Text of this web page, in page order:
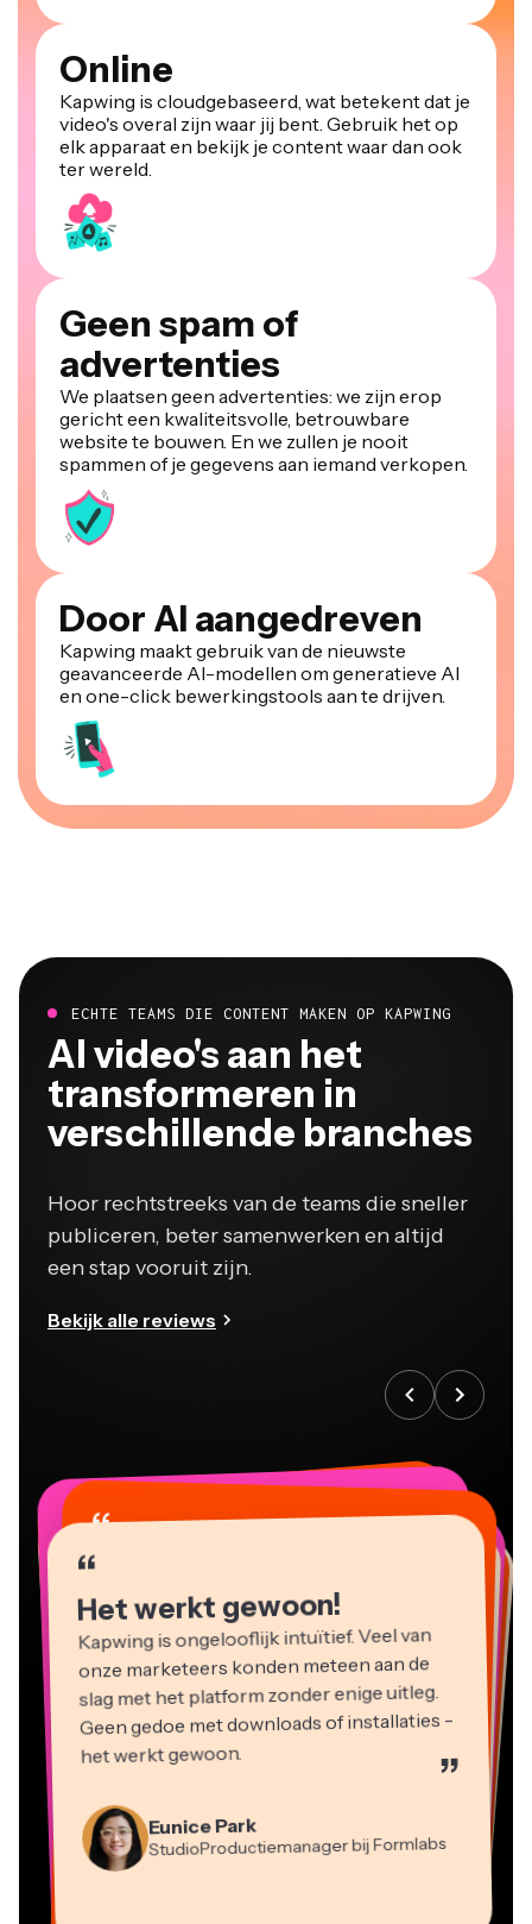
Online
Kapwing is cloudgebaseerd, wat betekent dat je
video's overal zijn waar jij bent. Gebruik het op
elk apparaat en bekijk je content waar dan ook
ter wereld.
Geen spam of
advertenties
We plaatsen geen advertenties: we zijn erop
gericht een kwaliteitsvolle, betrouwbare
website te bouwen. En we zullen je nooit
spammen of je gegevens aan iemand verkopen.
Door AI aangedreven
Kapwing maakt gebruik van de nieuwste
geavanceerde AI-modellen om generatieve AI
en one-click bewerkingstools aan te drijven.
ECHTE TEAMS DIE CONTENT MAKEN OP KAPWING
Al video's aan het
transformeren in
verschillende branches
Hoor rechtstreeks van de teams die sneller
publiceren, beter samenwerken en altijd
een stap vooruit zijn.
Bekijk alle reviews
“
Het werkt gewoon!
Kapwing is ongelooflijk intuïtief. Veel van
onze marketeers konden meteen aan de
slag met het platform zonder enige uitleg.
Geen gedoe met downloads of installaties -
het werkt gewoon. ”
Eunice Park
StudioProductiemanager bij Formlabs
“
“
Panos Papagapiou
“
“
Videobewerker
“
Natasha Ball
“
Dina Segovia